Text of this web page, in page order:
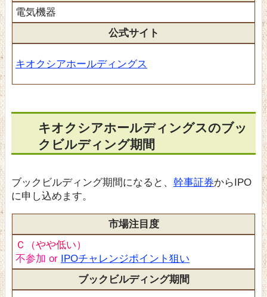
電気機器
公式サイト
キオクシアホールディングス
キオクシアホールディングスのブッ
クビルディング期間
ブックビルディング期間になると、 幹事証券からIPO
に申し込めます。
市場注目度
Ｃ（やや低い）
不参加 or IPOチャレンジポイント狙い
ブックビルディング期間